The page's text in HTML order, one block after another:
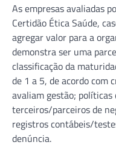
As empresas avaliadas
Certidão Ética Saúde,
agregar valor para a
demonstra ser uma
classificação da
de 1 a 5, de acordo com
avaliam gestão;
terceiros/parceiros de
registros contábeis/
denúncia.